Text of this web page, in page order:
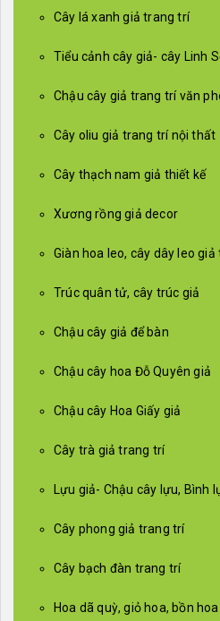
Cây lá xanh giả trang trí
Tiểu cảnh cây giả- cây Linh
Chậu cây giả trang trí văn
Cây oliu giả trang trí nội thất
Cây thạch nam giả thiết kế
Xương rồng giả decor
Giàn hoa leo, cây dây leo giả
Trúc quân tử, cây trúc giả
Chậu cây giả để bàn
Chậu cây hoa Đỗ Quyên giả
Chậu cây Hoa Giấy giả
Cây trà giả trang trí
Lựu giả- Chậu cây lựu, Bình
Cây phong giả trang trí
Cây bạch đàn trang trí
Hoa dã quỳ, giỏ hoa, bồn